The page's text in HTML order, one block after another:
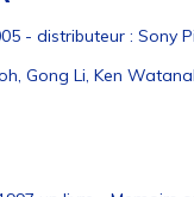
- distributeur : Sony
Gong Li, Ken